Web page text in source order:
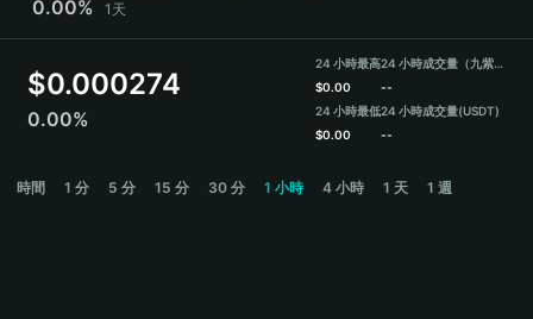
Español
0.00%
1天
$0.000274
0.00%
24 小時最高
$0.00
24 小時最低
$0.00
24 小時成交量（九紫离火运）
--
24 小時成交量(USDT)
--
時間 1 分 5 分 15 分 30 分 1 小時 4 小時 1 天 1 週